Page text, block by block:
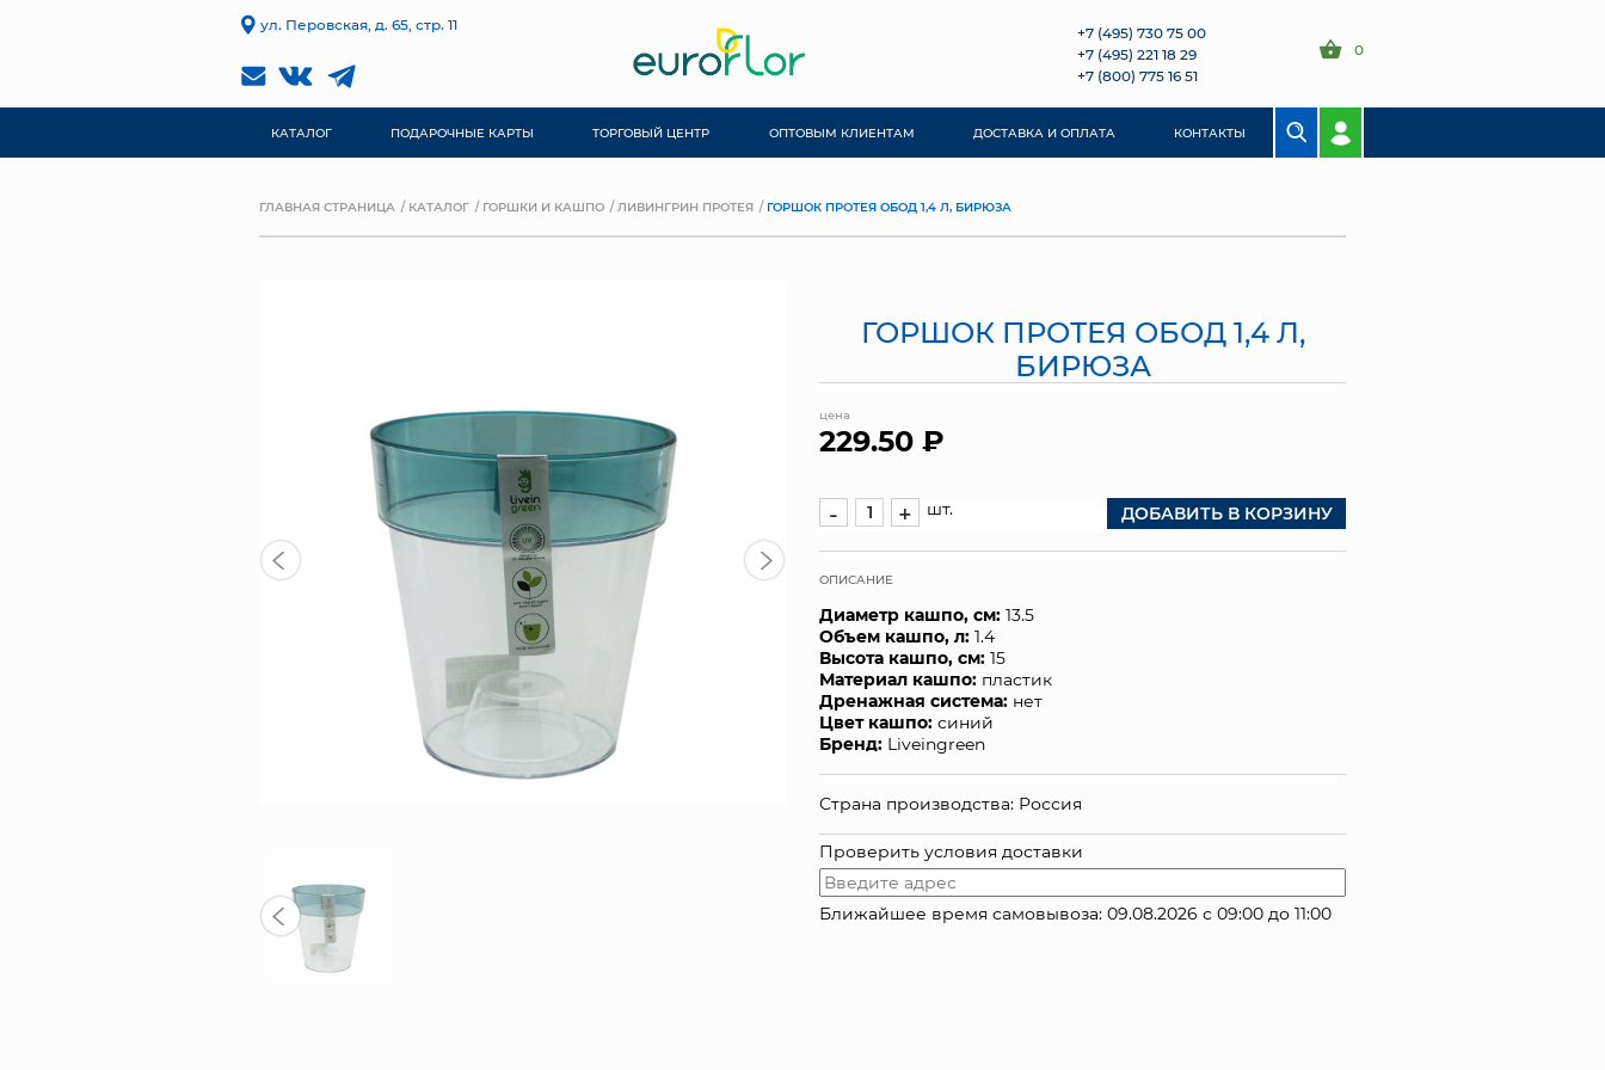
ул. Перовская, д. 65, стр. 11
+7 (495) 730 75 00
+7 (495) 221 18 29
+7 (800) 775 16 51
0
КАТАЛОГ ПОДАРОЧНЫЕ КАРТЫ ТОРГОВЫЙ ЦЕНТР ОПТОВЫМ КЛИЕНТАМ ДОСТАВКА И ОПЛАТА КОНТАКТЫ
ГЛАВНАЯ СТРАНИЦА КАТАЛОГ ГОРШКИ И КАШПО ЛИВИНГРИН ПРОТЕЯ ГОРШОК ПРОТЕЯ ОБОД 1,4 Л, БИРЮЗА
ГОРШОК ПРОТЕЯ ОБОД 1,4 Л,
БИРЮЗА
цена
229.50 ₽
- + шт. ДОБАВИТЬ В КОРЗИНУ
ОПИСАНИЕ
Диаметр кашпо, см: 13.5
Объем кашпо, л: 1.4
Высота кашпо, см: 15
Материал кашпо: пластик
Дренажная система: нет
Цвет кашпо: синий
Бренд: Liveingreen
Страна производства: Россия
Проверить условия доставки
Ближайшее время самовывоза: 09.08.2026 с 09:00 до 11:00